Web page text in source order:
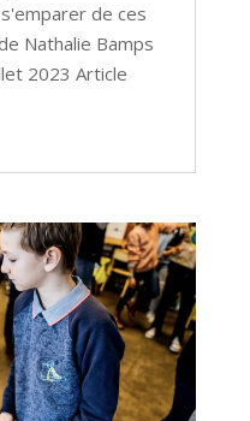
de ces
Nathalie Bamps
2023 Article